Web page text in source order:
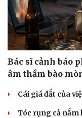
Bác sĩ cảnh báo
âm thầm bào
Cái giá đắt của
Tóc rụng cả nắm